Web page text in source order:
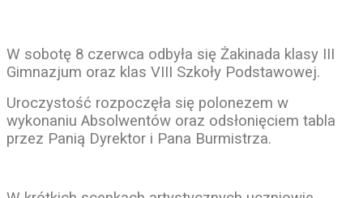
W sobotę 8 czerwca odbyła się Żakinada klasy III
Gimnazjum oraz klas VIII Szkoły Podstawowej.
Uroczystość rozpoczęła się polonezem w
wykonaniu Absolwentów oraz odsłonięciem tabla
przez Panią Dyrektor i Pana Burmistrza.